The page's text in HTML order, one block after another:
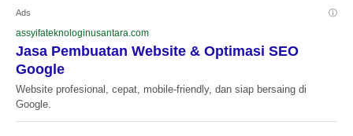
Ads ⓘ
assyifateknologinusantara.com
Jasa Pembuatan Website & Optimasi SEO
Google
Website profesional, cepat, mobile-friendly, dan siap bersaing di
Google.